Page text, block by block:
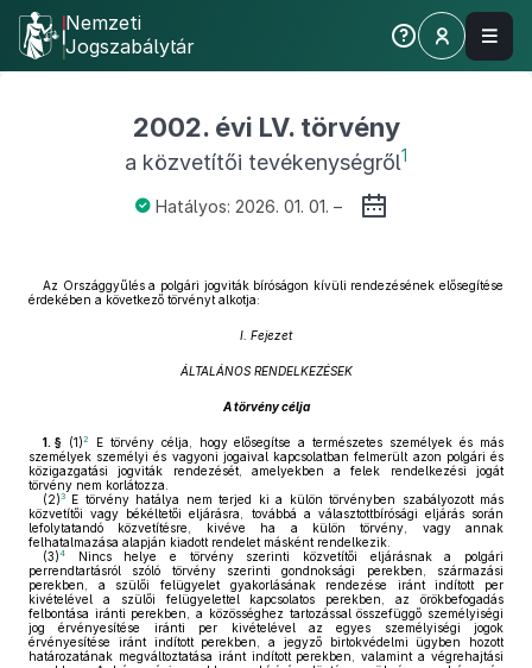
Nemzeti
Jogszabálytár
2002. évi LV. törvény
a közvetítői tevékenységről1
Hatályos: 2026. 01. 01. –
Az Országgyűlés a polgári jogviták bíróságon kívüli rendezésének elősegítése
érdekében a következő törvényt alkotja:
I. Fejezet
ÁLTALÁNOS RENDELKEZÉSEK
A törvény célja
1. § (1)2
E törvény célja, hogy elősegítse a természetes személyek és más
személyek személyi és vagyoni jogaival kapcsolatban felmerült azon polgári és
közigazgatási jogviták rendezését, amelyekben a felek rendelkezési jogát
törvény nem korlátozza.
(2)3
E törvény hatálya nem terjed ki a külön törvényben szabályozott más
közvetítői vagy békéltetői eljárásra, továbbá a választottbírósági eljárás során
lefolytatandó közvetítésre, kivéve ha a külön törvény, vagy annak
felhatalmazása alapján kiadott rendelet másként rendelkezik.
(3)4
Nincs helye e törvény szerinti közvetítői eljárásnak a polgári
perrendtartásról szóló törvény szerinti gondnoksági perekben, származási
perekben, a szülői felügyelet gyakorlásának rendezése iránt indított per
kivételével a szülői felügyelettel kapcsolatos perekben, az örökbefogadás
felbontása iránti perekben, a közösséghez tartozással összefüggő személyiségi
jog érvényesítése iránti per kivételével az egyes személyiségi jogok
érvényesítése iránt indított perekben, a jegyző birtokvédelmi ügyben hozott
határozatának megváltoztatása iránt indított perekben, valamint a végrehajtási